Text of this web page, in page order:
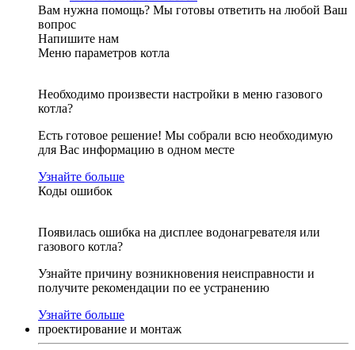
Вам нужна помощь? Мы готовы ответить на любой Ваш
вопрос
Напишите нам
Меню параметров котла
Необходимо произвести настройки в меню газового
котла?
Есть готовое решение! Мы собрали всю необходимую
для Вас информацию в одном месте
Узнайте больше
Коды ошибок
Появилась ошибка на дисплее водонагревателя или
газового котла?
Узнайте причину возникновения неисправности и
получите рекомендации по ее устранению
Узнайте больше
проектирование и монтаж